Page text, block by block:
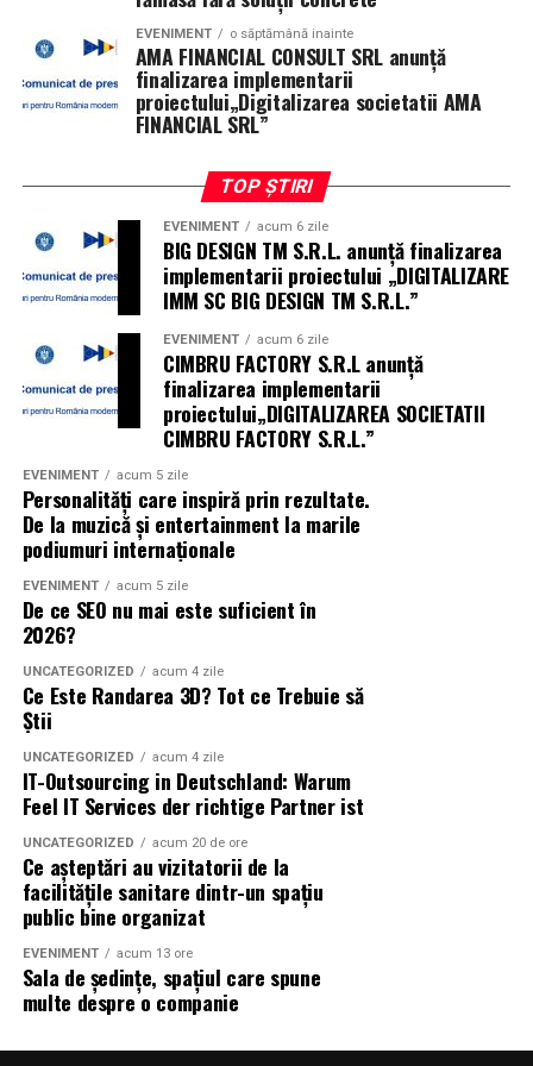
Infrastruktur- und Cloud-Betrieb.Laufende
Überwachung von Netzwerken und Cloud-Umgebungen,
mit dem Ziel, Ausfälle zu verhindern statt sie
nachträglich zu reparieren.
Anwendungswartung.Die im Alltag unsichtbare
Arbeit: Fehler beheben, Updates einspielen,
Performance nachjustieren, bevor Nutzer etwas
merken.
Cybersecurity.
Penetrationstests und
Schwachstellenanalysen, angepasst an die jeweilige
technische Umgebung statt nach Schema F.
Technischer Support.Teams, die je nach Kritikalität
auch außerhalb üblicher Geschäftszeiten erreichbar sind
— relevant vor allem für Unternehmen mit
internationalen Kunden oder zeitkritischen Diensten.
Das Nearshore-Modell: Paris
plus Rumänien und Moldawien
Der Hauptsitz von Feel IT Services liegt in Paris, die
technischen Teams sitzen in Rumänien und Moldawien.
Das ist kein Zufall: Beide Länder haben eine solide
Tradition in der Informatik-Ausbildung, liegen in einer
für die tägliche Zusammenarbeit praktikablen Zeitzone,
und die Kostenstruktur liegt deutlich unter der eines
rein lokalen deutschen Teams.
Im Vergleich zu Offshore-Modellen mit großem
Zeitunterschied — etwa Teams in Südostasien — fällt bei
Nearshore vor allem die einfachere Abstimmung im
Tagesgeschäft auf: Meetings lassen sich ohne
Nachtschichten planen, Reaktionszeiten sind kürzer.
EVENIMENT o săptămână inainte
AMA FINANCIAL CONSULT SRL anunţă
finalizarea implementarii
proiectului„Digitalizarea societatii AMA
FINANCIAL SRL”
TOP ȘTIRI
EVENIMENT acum 6 zile
BIG DESIGN TM S.R.L. anunţă finalizarea
implementarii proiectului „DIGITALIZARE
IMM SC BIG DESIGN TM S.R.L.”
EVENIMENT acum 6 zile
CIMBRU FACTORY S.R.L anunţă
finalizarea implementarii
proiectului„DIGITALIZAREA SOCIETATII
CIMBRU FACTORY S.R.L.”
EVENIMENT acum 5 zile
Personalități care inspiră prin rezultate.
De la muzică și entertainment la marile
podiumuri internaționale
EVENIMENT acum 5 zile
De ce SEO nu mai este suficient în
2026?
UNCATEGORIZED acum 4 zile
Ce Este Randarea 3D? Tot ce Trebuie să
Știi
UNCATEGORIZED acum 4 zile
IT-Outsourcing in Deutschland: Warum
Feel IT Services der richtige Partner ist
UNCATEGORIZED acum 20 de ore
Ce așteptări au vizitatorii de la
facilitățile sanitare dintr-un spațiu
public bine organizat
EVENIMENT acum 13 ore
Sala de ședințe, spațiul care spune
multe despre o companie